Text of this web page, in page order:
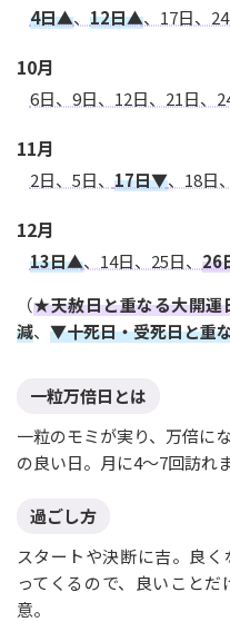
4日▲、 12日▲、17日、
10月
6日、9日、12日、21日、
11月
2日、5日、 17日▼、18日、
12月
13日▲、14日、25日、 26
（★天赦日と重なる大開運
減、 ▼十死日・受死日と重
一粒万倍日とは
一粒のモミが実り、万倍に
の良い日。月に4〜7回訪れま
過ごし方
スタートや決断に吉。良
ってくるので、良いこと
意。